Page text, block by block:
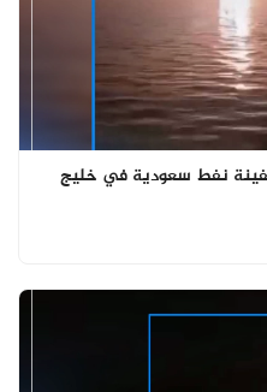
نفط سعودية في خليج